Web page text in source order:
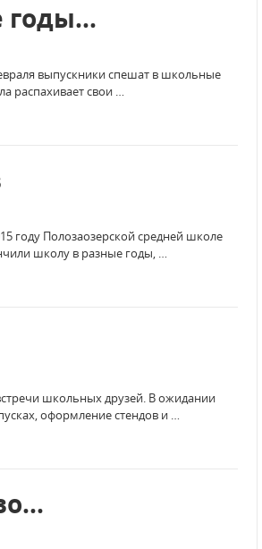
выпускники спешат в школьные
распахивает свои …
году Полозаозерской средней школе
школу в разные годы, …
школьных друзей. В ожидании
оформление стендов и …